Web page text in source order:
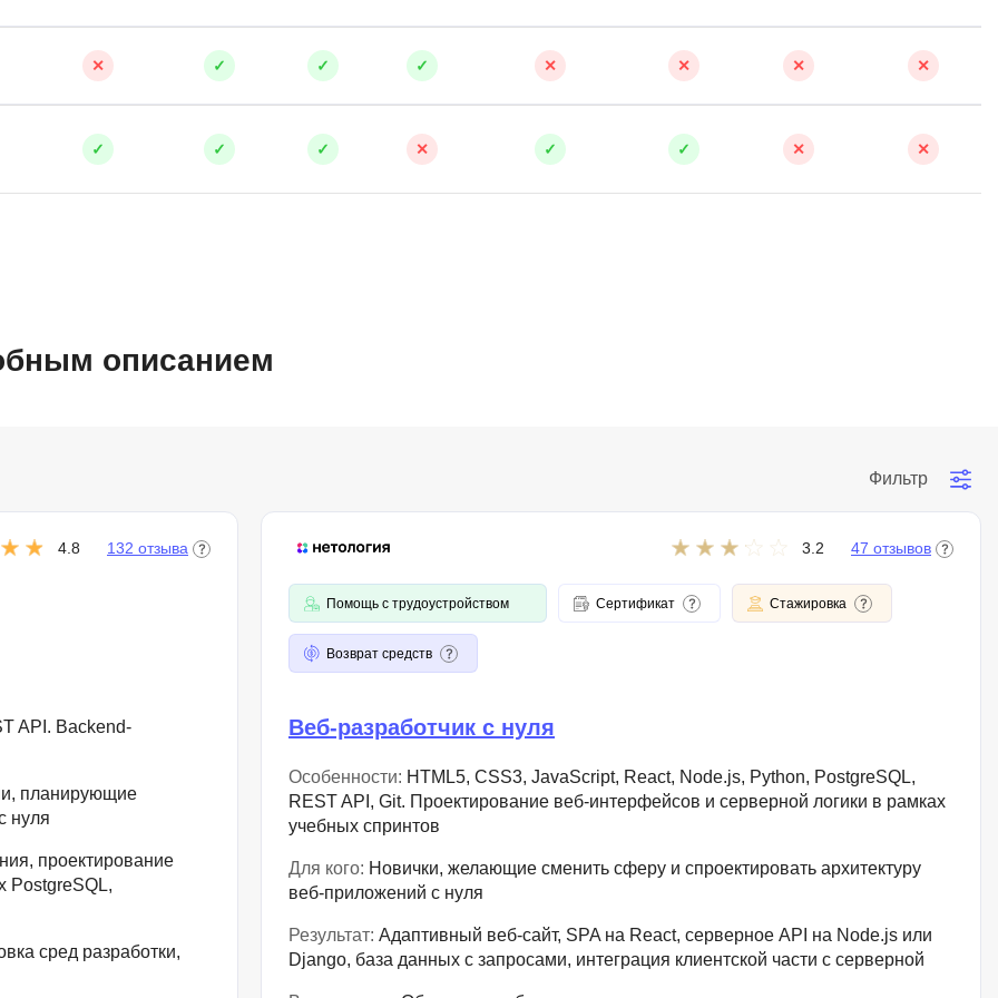
✕ ✓ ✓ ✓ ✕ ✕ ✕ ✕
✓ ✓ ✓ ✕ ✓ ✓ ✕ ✕
описанием
Фильтр
4.8 132 отзыва
API. Backend-
планирующие
нуля
проектирование
PostgreSQL,
сред разработки,
3.2 47 отзывов
Помощь с трудоустройством Сертификат Стажировка
Возврат средств
Веб-разработчик с нуля
Особенности: HTML5, CSS3, JavaScript, React, Node.js, Python, PostgreSQL,
REST API, Git. Проектирование веб-интерфейсов и серверной логики в рамках
учебных спринтов
Для кого: Новички, желающие сменить сферу и спроектировать архитектуру
веб-приложений с нуля
Результат: Адаптивный веб-сайт, SPA на React, серверное API на Node.js или
Django, база данных с запросами, интеграция клиентской части с серверной